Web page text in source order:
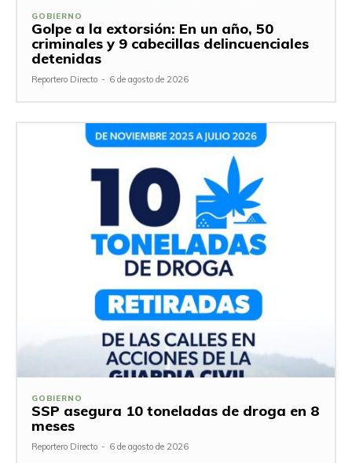
GOBIERNO
Golpe a la extorsión: En un año, 50
criminales y 9 cabecillas delincuenciales
detenidas
Reportero Directo - 6 de agosto de 2026
GOBIERNO
SSP asegura 10 toneladas de droga en 8
meses
Reportero Directo - 6 de agosto de 2026